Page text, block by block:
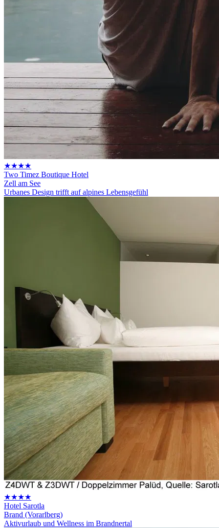
★★★★
Two Timez Boutique Hotel
Zell am See
Urbanes Design trifft auf alpines Lebensgefühl
★★★★
Hotel Sarotla
Brand (Vorarlberg)
Aktivurlaub und Wellness im Brandnertal